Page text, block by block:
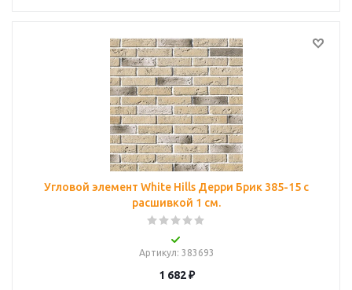
Угловой элемент White Hills Дерри Брик 385-15 с
расшивкой 1 см.
Артикул: 383693
1 682₽